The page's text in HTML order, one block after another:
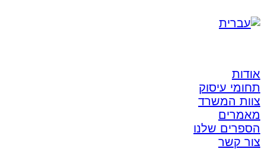
אודות
תחומי עיסוק
צוות המשרד
מאמרים
הספרים שלנו
צור קשר